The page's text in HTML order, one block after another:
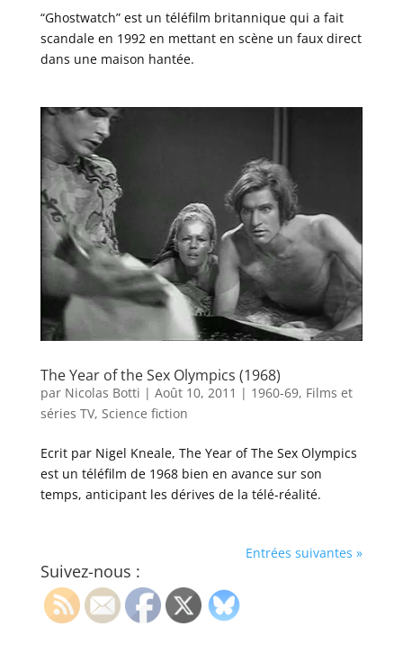
“Ghostwatch” est un téléfilm britannique qui a fait
scandale en 1992 en mettant en scène un faux direct
dans une maison hantée.
The Year of the Sex Olympics (1968)
par Nicolas Botti | Août 10, 2011 | 1960-69, Films et
séries TV, Science fiction
Ecrit par Nigel Kneale, The Year of The Sex Olympics
est un téléfilm de 1968 bien en avance sur son
temps, anticipant les dérives de la télé-réalité.
Entrées suivantes »
Suivez-nous :